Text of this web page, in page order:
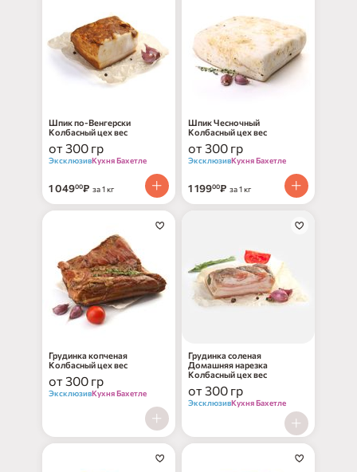
Шпик по-Венгерски
Колбасный цех вес
от 300 гр
ЭксклюзивКухня Бахетле
1 04900₽ за 1 кг
Шпик Чесночный
Колбасный цех вес
от 300 гр
ЭксклюзивКухня Бахетле
1 19900₽ за 1 кг
нет в наличии
Грудинка копченая
Колбасный цех вес
от 300 гр
ЭксклюзивКухня Бахетле
нет в наличии
Грудинка соленая
Домашняя нарезка
Колбасный цех вес
от 300 гр
ЭксклюзивКухня Бахетле